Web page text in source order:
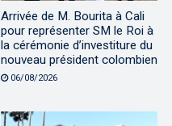
Arrivée de M. Bourita à Cali
pour représenter SM le Roi à
la cérémonie d’investiture du
nouveau président colombien
06/08/2026